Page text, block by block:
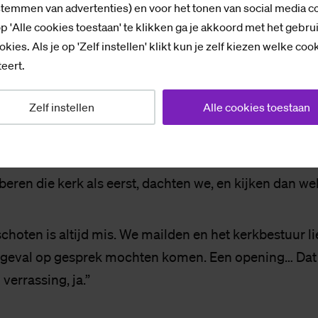
van advertenties) en voor het tonen van social media
'Alle cookies toestaan' te klikken ga je akkoord met het
Als je op 'Zelf instellen' klikt kun je zelf kiezen welke
Zelf instellen Alle cookies toestaan
houden in een huis dat van God zou zijn, in een
ook nog eens… Wees eerlijk, dachten jullie
dat gaat ons nooit lukken?
moest het in ons brein de Grote Kerk bij ons in
kerk in de omgeving. Geen makkelijke
die kerk als eerst, dachten we, en kijken dan
is altijd mis. We mailden en het kerkbestuur
op gesprek mochten komen. Een opening…
ja.”